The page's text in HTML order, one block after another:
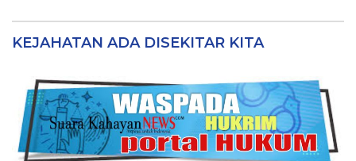
KEJAHATAN ADA DISEKITAR KITA